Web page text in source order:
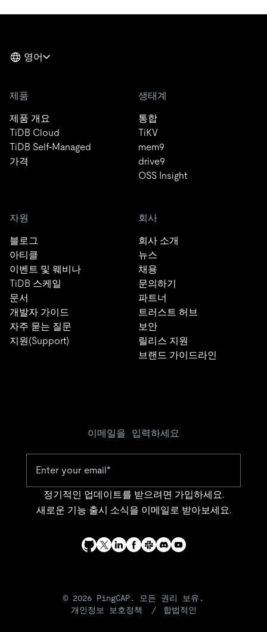
영어
제품
제품 개요
TiDB Cloud
TiDB Self-Managed
가격
생태계
통합
TiKV
mem9
drive9
OSS Insight
자원
블로그
아티클
이벤트 및 웨비나
TiDB 스케일
문서
개발자 가이드
자주 묻는 질문
지원(Support)
회사
회사 소개
뉴스
채용
문의하기
파트너
트러스트 허브
보안
릴리스 지원
브랜드 가이드라인
이메일을 입력하세요
정기적인 업데이트를 받으려면 가입하세요.
새로운 기능 출시 소식을 이메일로 받아보세요.
© 2026 PingCAP. 모든 권리 보유.
개인정보 보호정책
합법적인